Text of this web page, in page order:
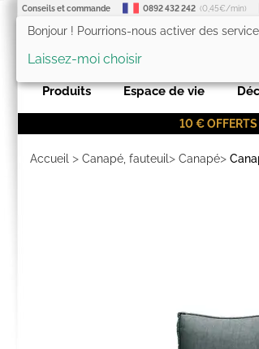
Conseils et commande 0892 432 242 (0,45€/min)
Produits Espace de vie
10 €
Accueil > Canapé, fauteuil > Canapé>
Bonjour ! Pourrions-nous activer des
Laissez-moi choisir